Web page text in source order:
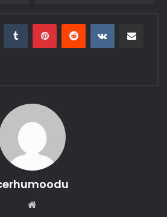
Tumblr PinterestReddit VKontakte